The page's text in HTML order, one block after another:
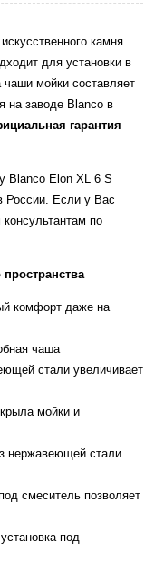
камня
для установки в
мойки составляет
на заводе Blanco в
гарантия
Blanco Elon XL 6 S
России. Если у Вас
по
комфорт даже на
чаша
стали увеличивает
мойки и
нержавеющей стали
смеситель позволяет
под